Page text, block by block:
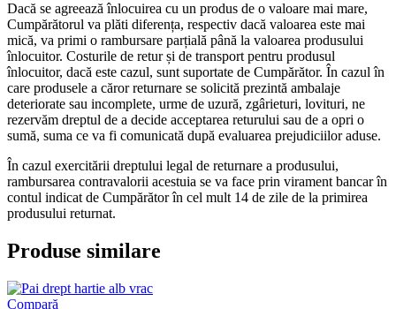
Dacă se agreează înlocuirea cu un produs de o valoare mai mare,
Cumpărătorul va plăti diferența, respectiv dacă valoarea este mai
mică, va primi o rambursare parțială până la valoarea produsului
înlocuitor. Costurile de retur și de transport pentru produsul
înlocuitor, dacă este cazul, sunt suportate de Cumpărător. În cazul în
care produsele a căror returnare se solicită prezintă ambalaje
deteriorate sau incomplete, urme de uzură, zgârieturi, lovituri, ne
rezervăm dreptul de a decide acceptarea returului sau de a opri o
sumă, suma ce va fi comunicată după evaluarea prejudiciilor aduse.
În cazul exercitării dreptului legal de returnare a produsului,
rambursarea contravalorii acestuia se va face prin virament bancar în
contul indicat de Cumpărător în cel mult 14 de zile de la primirea
produsului returnat.
Produse similare
Compară